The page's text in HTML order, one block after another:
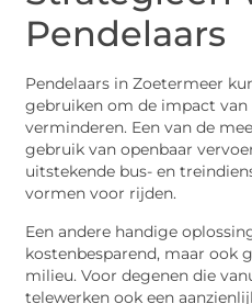
Pendelaars
Pendelaars in Zoetermeer
gebruiken om de impact
verminderen. Een van de
gebruik van openbaar
uitstekende bus- en
vormen voor rijden.
Een andere handige
kostenbesparend, maar ook
milieu. Voor degenen die
telewerken ook een